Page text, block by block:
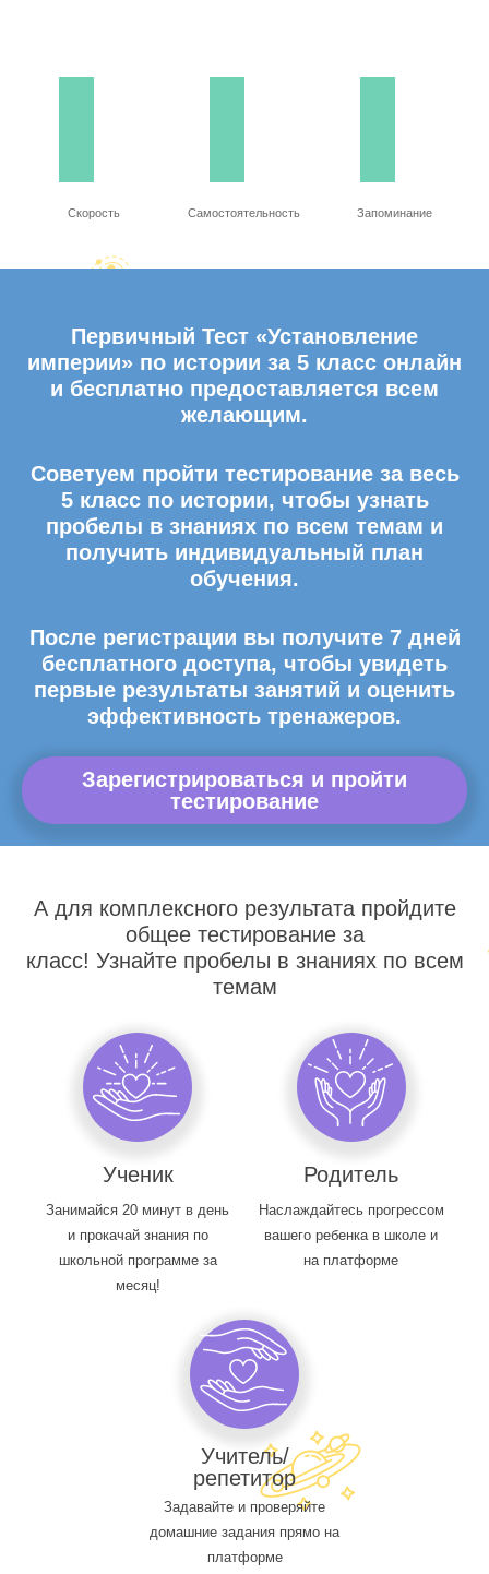
Скорость Самостоятельность Запоминание
Первичный Тест «Установление
империи» по истории за 5 класс онлайн
и бесплатно предоставляется всем
желающим.
Советуем пройти тестирование за весь
5 класс по истории, чтобы узнать
пробелы в знаниях по всем темам и
получить индивидуальный план
обучения.
После регистрации вы получите 7 дней
бесплатного доступа, чтобы увидеть
первые результаты занятий и оценить
эффективность тренажеров.
Зарегистрироваться и пройти
тестирование
А для комплексного результата пройдите
общее тестирование за
класс! Узнайте пробелы в знаниях по всем
темам
Ученик
Занимайся 20 минут в день
и прокачай знания по
школьной программе за
месяц!
Родитель
Наслаждайтесь прогрессом
вашего ребенка в школе и
на платформе
Учитель/
репетитор
Задавайте и проверяйте
домашние задания прямо на
платформе